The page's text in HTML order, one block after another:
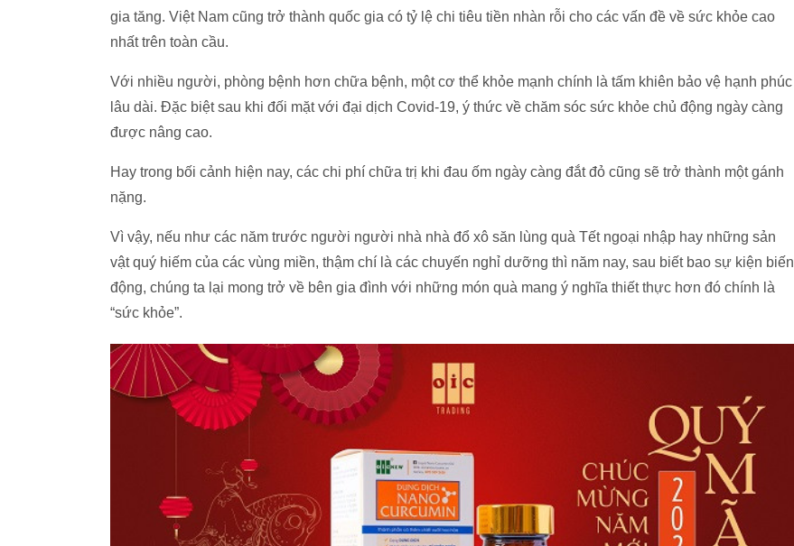
gia tăng. Việt Nam cũng trở thành quốc gia có tỷ lệ chi tiêu tiền nhàn rỗi cho các vấn đề về sức khỏe cao
nhất trên toàn cầu.
Với nhiều người, phòng bệnh hơn chữa bệnh, một cơ thể khỏe mạnh chính là tấm khiên bảo vệ hạnh phúc
lâu dài. Đặc biệt sau khi đối mặt với đại dịch Covid-19, ý thức về chăm sóc sức khỏe chủ động ngày càng
được nâng cao.
Hay trong bối cảnh hiện nay, các chi phí chữa trị khi đau ốm ngày càng đắt đỏ cũng sẽ trở thành một gánh
nặng.
Vì vậy, nếu như các năm trước người người nhà nhà đổ xô săn lùng quà Tết ngoại nhập hay những sản
vật quý hiếm của các vùng miền, thậm chí là các chuyến nghỉ dưỡng thì năm nay, sau biết bao sự kiện biến
động, chúng ta lại mong trở về bên gia đình với những món quà mang ý nghĩa thiết thực hơn đó chính là
“sức khỏe”.